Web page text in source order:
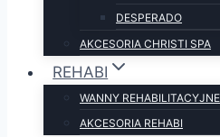
DESPERADO
AKCESORIA CHRISTI SPA
REHABI
WANNY REHABILITACYJNE
AKCESORIA REHABI